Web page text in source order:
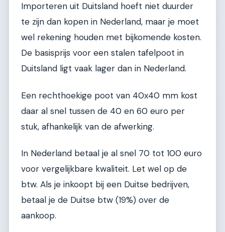
Importeren uit Duitsland hoeft niet duurder
te zijn dan kopen in Nederland, maar je moet
wel rekening houden met bijkomende kosten.
De basisprijs voor een stalen tafelpoot in
Duitsland ligt vaak lager dan in Nederland.
Een rechthoekige poot van 40x40 mm kost
daar al snel tussen de 40 en 60 euro per
stuk, afhankelijk van de afwerking.
In Nederland betaal je al snel 70 tot 100 euro
voor vergelijkbare kwaliteit. Let wel op de
btw. Als je inkoopt bij een Duitse bedrijven,
betaal je de Duitse btw (19%) over de
aankoop.